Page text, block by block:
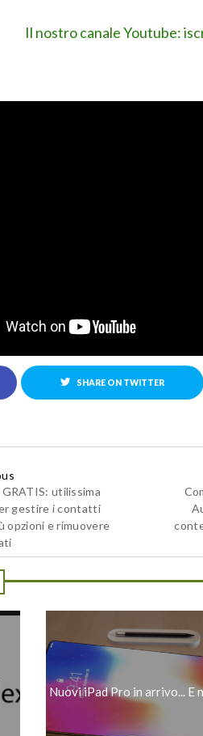
Il nostro canale Youtube:
SHARE ON TWITTER
utilissima
gestire i contatti
opzioni e rimuovere
Nuovi iPad Pro in arrivo... E